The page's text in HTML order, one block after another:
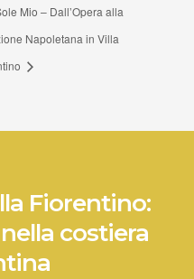
Mio – Dall’Opera alla
Napoletana in Villa
Fiorentino:
costiera